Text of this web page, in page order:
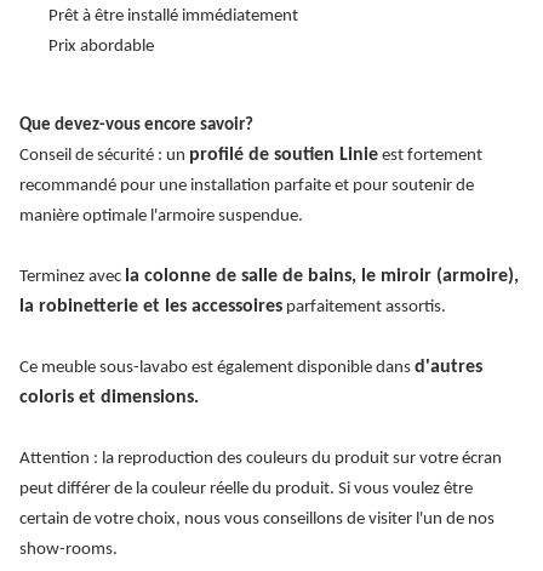
Prêt à être installé immédiatement
Prix abordable
Que devez-vous encore savoir?
Conseil de sécurité : un profilé de soutien Linie est fortement
recommandé pour une installation parfaite et pour soutenir de
manière optimale l'armoire suspendue.
Terminez avec la colonne de salle de bains, le miroir (armoire),
la robinetterie et les accessoires parfaitement assortis.
Ce meuble sous-lavabo est également disponible dans d'autres
coloris et dimensions.
Attention : la reproduction des couleurs du produit sur votre écran
peut différer de la couleur réelle du produit. Si vous voulez être
certain de votre choix, nous vous conseillons de visiter l'un de nos
show-rooms.